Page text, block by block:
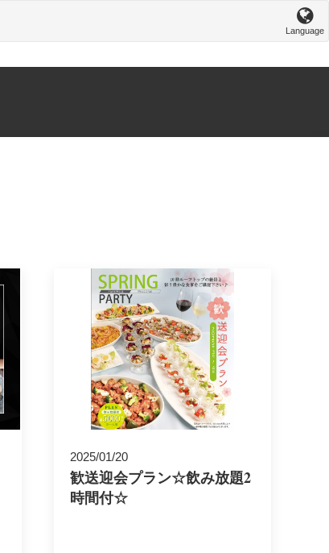
Language
2025/01/20
歓送迎会プラン☆飲み放題2
時間付☆